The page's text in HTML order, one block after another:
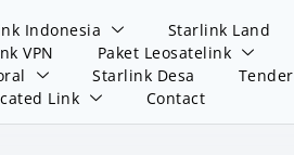
Indonesia
Starlink Land
VPN
Paket Leosatelink
Starlink Desa
Tender
Link Contact